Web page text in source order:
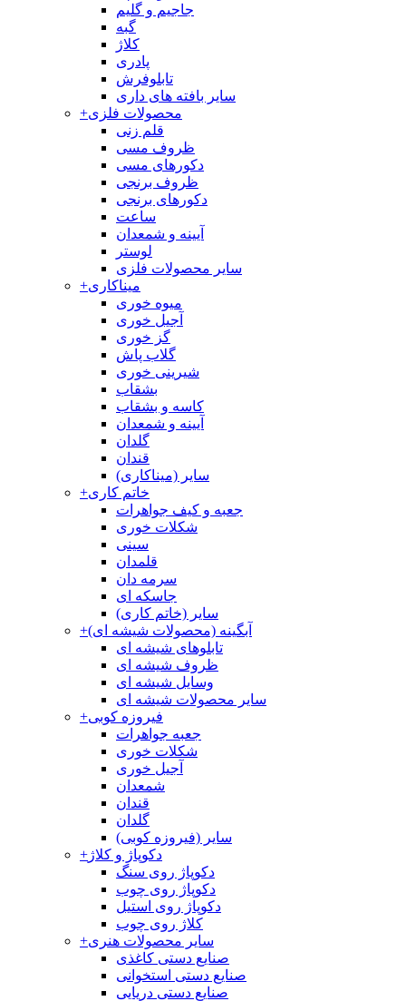
جاجیم و گلیم
گبه
کلاژ
پادری
تابلوفرش
سایر بافته های داری
+محصولات فلزی
قلم زنی
ظروف مسی
دکورهای مسی
ظروف برنجی
دکورهای برنجی
ساعت
آیینه و شمعدان
لوستر
سایر محصولات فلزی
+میناکاری
میوه خوری
آجیل خوری
گز خوری
گلاب پاش
شیرینی خوری
بشقاب
کاسه و بشقاب
آیینه و شمعدان
گلدان
قندان
سایر (میناکاری)
+خاتم کاری
جعبه و کیف جواهرات
شکلات خوری
سینی
قلمدان
سرمه دان
جاسکه ای
سایر (خاتم کاری)
+آبگینه (محصولات شیشه ای)
تابلوهای شیشه ای
ظروف شیشه ای
وسایل شیشه ای
سایر محصولات شیشه ای
+فیروزه کوبی
جعبه جواهرات
شکلات خوری
آجیل خوری
شمعدان
قندان
گلدان
سایر (فیروزه کوبی)
+دکوپاژ و کلاژ
دکوپاژ روی سنگ
دکوپاژ روی چوب
دکوپاژ روی استیل
کلاژ روی چوب
+سایر محصولات هنری
صنایع دستی کاغذی
صنایع دستی استخوانی
صنایع دستی دریایی